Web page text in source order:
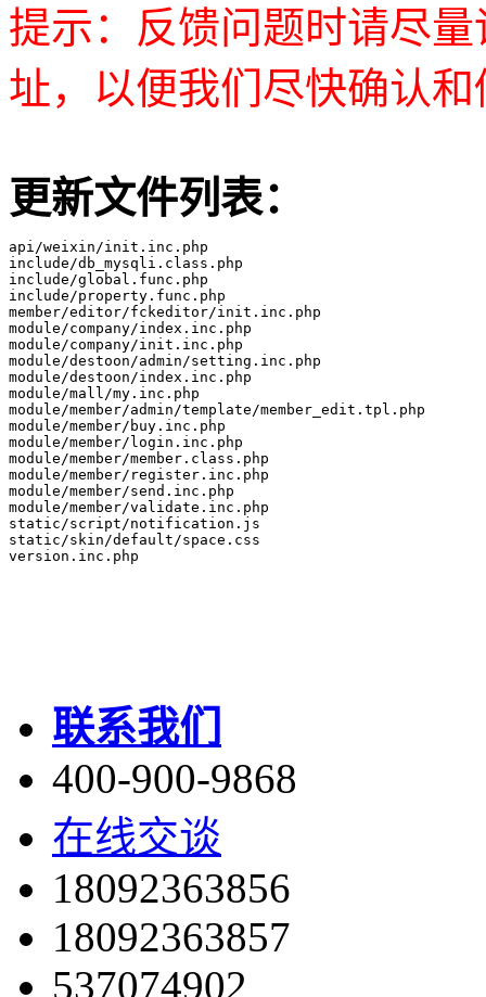
提示：反馈问题时请尽
址，以便我们尽快确认和
更新文件列表：
api/weixin/init.inc.php
include/db_mysqli.class.php
include/global.func.php
include/property.func.php
member/editor/fckeditor/init.inc.php
module/company/index.inc.php
module/company/init.inc.php
module/destoon/admin/setting.inc.php
module/destoon/index.inc.php
module/mall/my.inc.php
module/member/admin/template/member_edit.tpl.php
module/member/buy.inc.php
module/member/login.inc.php
module/member/member.class.php
module/member/register.inc.php
module/member/send.inc.php
module/member/validate.inc.php
static/script/notification.js
static/skin/default/space.css
联系我们
400-900-9868
在线交谈
18092363856
18092363857
537074902